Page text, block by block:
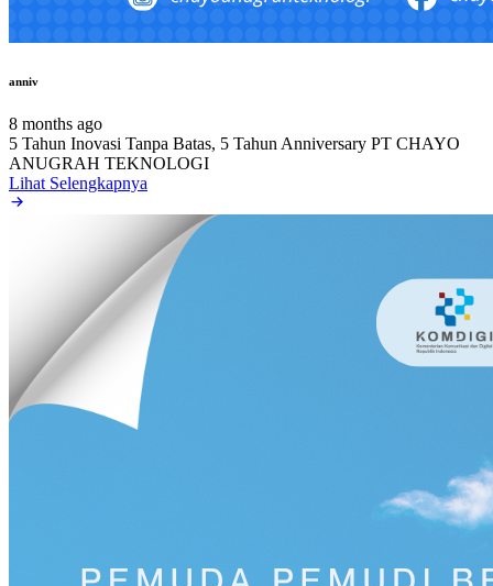
anniv
8 months ago
5 Tahun Inovasi Tanpa Batas, 5 Tahun Anniversary PT CHAYO
ANUGRAH TEKNOLOGI
Lihat Selengkapnya